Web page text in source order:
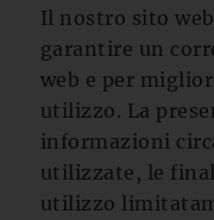
Il nostro sito
garantire un
web e per
utilizzo. La
informazioni
utilizzate, le
utilizzo